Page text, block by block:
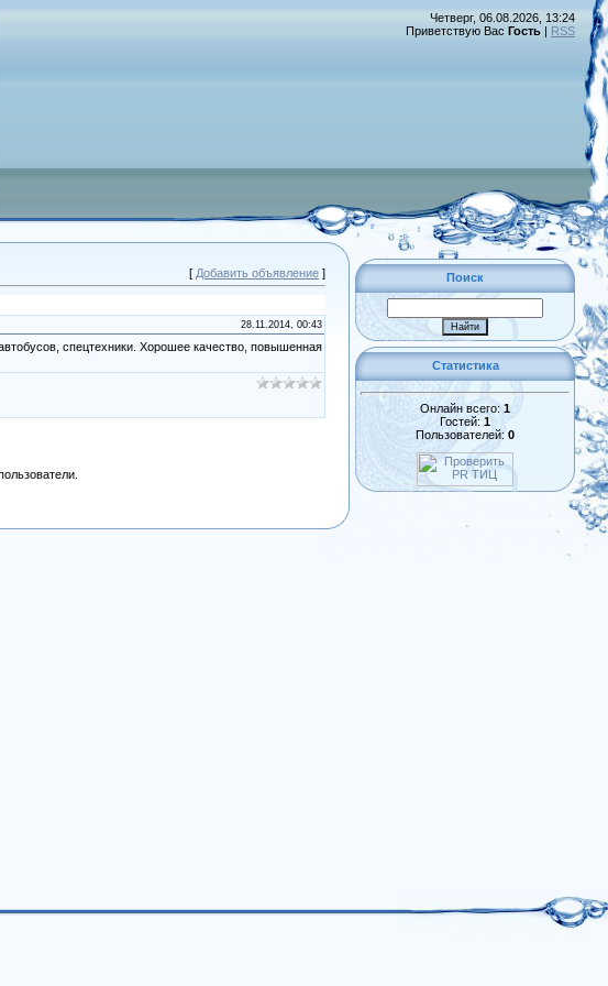
Четверг, 06.08.2026, 13:24
Приветствую Вас Гость | RSS
[ Добавить объявление ]
28.11.2014, 00:43
спецтехники. Хорошее качество, повышенная
Поиск
Статистика
Онлайн всего:1
Гостей: 1
Пользователей:0